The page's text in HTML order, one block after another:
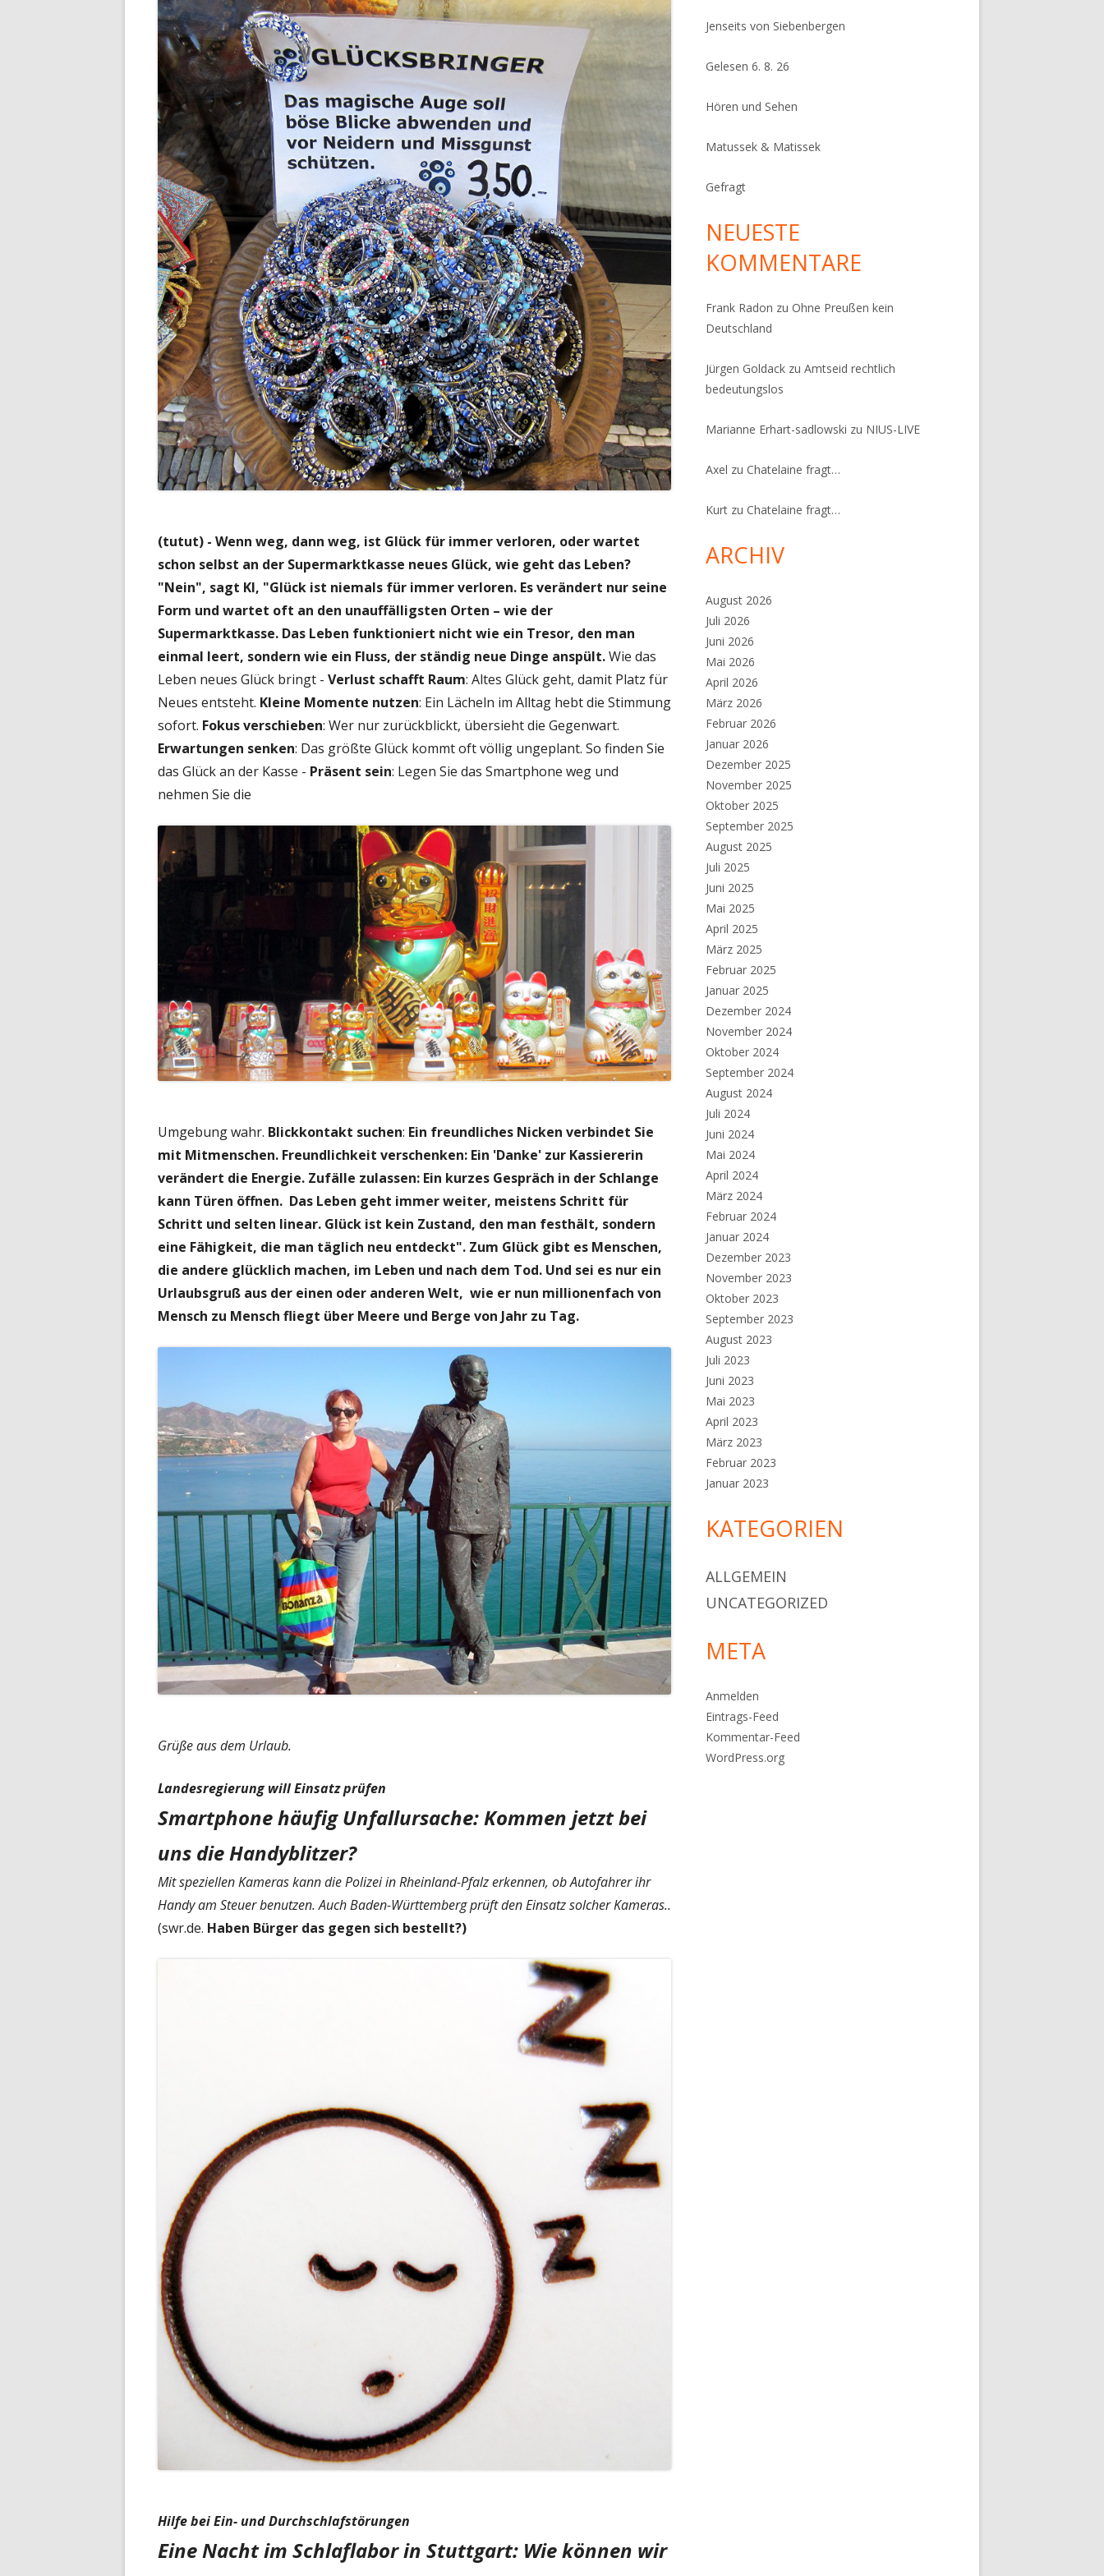
(tutut) - Wenn weg, dann weg, ist Glück für immer verloren, oder wartet
schon selbst an der Supermarktkasse neues Glück, wie geht das Leben?
"Nein", sagt KI, "Glück ist niemals für immer verloren. Es verändert nur seine
Form und wartet oft an den unauffälligsten Orten – wie der
Supermarktkasse. Das Leben funktioniert nicht wie ein Tresor, den man
einmal leert, sondern wie ein Fluss, der ständig neue Dinge anspült.Wie das
Leben neues Glück bringt - Verlust schafft Raum: Altes Glück geht, damit Platz für
Neues entsteht. Kleine Momente nutzen: Ein Lächeln im Alltag hebt die Stimmung
sofort. Fokus verschieben: Wer nur zurückblickt, übersieht die Gegenwart.
Erwartungen senken: Das größte Glück kommt oft völlig ungeplant. So finden Sie
das Glück an der Kasse - Präsent sein: Legen Sie das Smartphone weg und
nehmen Sie die
Umgebung wahr. Blickkontakt suchen: Ein freundliches Nicken verbindet Sie
mit Mitmenschen. Freundlichkeit verschenken: Ein 'Danke' zur Kassiererin
verändert die Energie. Zufälle zulassen: Ein kurzes Gespräch in der Schlange
kann Türen öffnen. Das Leben geht immer weiter, meistens Schritt für
Schritt und selten linear. Glück ist kein Zustand, den man festhält, sondern
eine Fähigkeit, die man täglich neu entdeckt". Zum Glück gibt es Menschen,
die andere glücklich machen, im Leben und nach dem Tod. Und sei es nur ein
Urlaubsgruß aus der einen oder anderen Welt, wie er nun millionenfach von
Mensch zu Mensch fliegt über Meere und Berge von Jahr zu Tag.
Grüße aus dem Urlaub.
Landesregierung will Einsatz prüfen
Smartphone häufig Unfallursache: Kommen jetzt bei
uns die Handyblitzer?
Mit speziellen Kameras kann die Polizei in Rheinland-Pfalz erkennen, ob Autofahrer ihr
Handy am Steuer benutzen. Auch Baden-Württemberg prüft den Einsatz solcher Kameras..
(swr.de. Haben Bürger das gegen sich bestellt?)
Hilfe bei Ein- und Durchschlafstörungen
Eine Nacht im Schlaflabor in Stuttgart: Wie können wir
Jenseits von Siebenbergen
Gelesen 6. 8. 26
Hören und Sehen
Matussek & Matissek
Gefragt
NEUESTE
KOMMENTARE
Frank Radon zuOhne Preußen kein
Deutschland
Jürgen Goldack zuAmtseid rechtlich
bedeutungslos
Marianne Erhart-sadlowski zu NIUS-LIVE
Axel zuChatelaine fragt…
Kurt zuChatelaine fragt…
ARCHIV
August 2026
Juli 2026
Juni 2026
Mai 2026
April 2026
März 2026
Februar 2026
Januar 2026
Dezember 2025
November 2025
Oktober 2025
September 2025
August 2025
Juli 2025
Juni 2025
Mai 2025
April 2025
März 2025
Februar 2025
Januar 2025
Dezember 2024
November 2024
Oktober 2024
September 2024
August 2024
Juli 2024
Juni 2024
Mai 2024
April 2024
März 2024
Februar 2024
Januar 2024
Dezember 2023
November 2023
Oktober 2023
September 2023
August 2023
Juli 2023
Juni 2023
Mai 2023
April 2023
März 2023
Februar 2023
Januar 2023
KATEGORIEN
ALLGEMEIN
UNCATEGORIZED
META
Anmelden
Eintrags-Feed
Kommentar-Feed
WordPress.org